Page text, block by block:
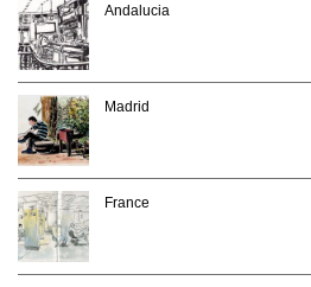
Andalucia
Madrid
France